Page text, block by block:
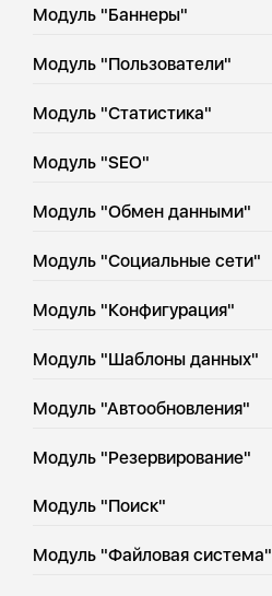
Модуль "Баннеры"
Модуль "Пользователи"
Модуль "Статистика"
Модуль "SEO"
Модуль "Обмен данными"
Модуль "Социальные сети"
Модуль "Конфигурация"
Модуль "Шаблоны данных"
Модуль "Автообновления"
Модуль "Резервирование"
Модуль "Поиск"
Модуль "Файловая система"